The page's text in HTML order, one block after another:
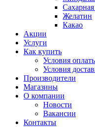
Желатин
Какао
Акции
Услуги
Как купить
Условия
Условия
Производители
Магазины
О компании
Новости
Вакансии
Контакты